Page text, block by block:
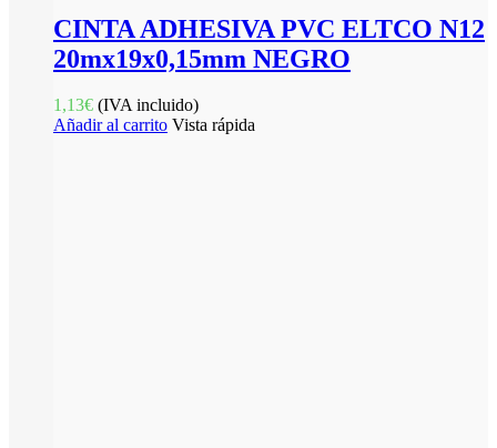
CINTA ADHESIVA PVC ELTCO N12
20mx19x0,15mm NEGRO
1,13€ (IVA incluido)
Añadir al carrito Vista rápida